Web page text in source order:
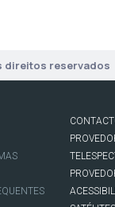
direitos reservados